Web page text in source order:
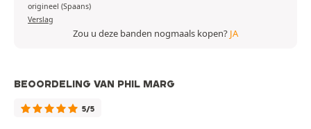
origineel (Spaans)
Verslag
Zou u deze banden nogmaals kopen? JA
BEOORDELING VAN PHIL MARG
5/5